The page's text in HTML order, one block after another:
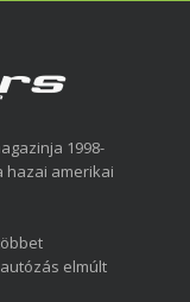
1998-
hazai amerikai
elmúlt